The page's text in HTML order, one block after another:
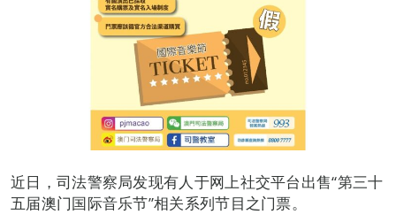
近日，司法警察局发现有人于网上社交平台出售“第三十
五届澳门国际音乐节”相关系列节目之门票。